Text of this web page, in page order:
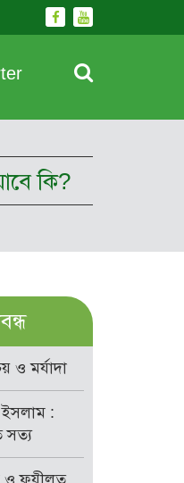
কি?
ও মর্যাদা
ইসলাম :
সত্য